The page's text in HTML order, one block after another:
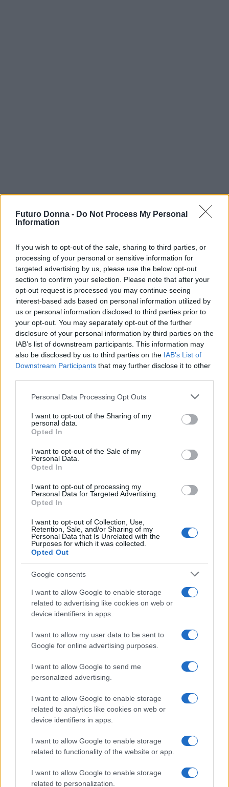
Futuro Donna - Do Not Process My Personal
Information
If you wish to opt-out of the sale, sharing to third parties, or
processing of your personal or sensitive information for
targeted advertising by us, please use the below opt-out
section to confirm your selection. Please note that after your
opt-out request is processed you may continue seeing
interest-based ads based on personal information utilized by
us or personal information disclosed to third parties prior to
your opt-out. You may separately opt-out of the further
disclosure of your personal information by third parties on the
IAB’s list of downstream participants. This information may
also be disclosed by us to third parties on the IAB’s List of
Downstream Participants that may further disclose it to other
Please note that this website/app uses one or more Google
not limited to your visit or usage behaviour. You may click to
grant or deny consent to Google and its third-party tags to
use your data for below specified purposes in below Google
consent section.
Personal Data Processing Opt Outs
I want to opt-out of the Sharing of my
personal data.
Opted In
I want to opt-out of the Sale of my
Personal Data.
Opted In
I want to opt-out of processing my
Personal Data for Targeted Advertising.
Opted In
I want to opt-out of Collection, Use,
Retention, Sale, and/or Sharing of my
Personal Data that Is Unrelated with the
Purposes for which it was collected.
Opted Out
Google consents
I want to allow Google to enable storage
related to advertising like cookies on web or
device identifiers in apps.
I want to allow my user data to be sent to
Google for online advertising purposes.
I want to allow Google to send me
personalized advertising.
I want to allow Google to enable storage
related to analytics like cookies on web or
device identifiers in apps.
I want to allow Google to enable storage
related to functionality of the website or app.
I want to allow Google to enable storage
related to personalization.
PSICOLOGIA
Adolescenza e dopamina: come proteggere lo
Beatrice Bonaventura · 6 Ago 2026
Manie di persecuzione: cause, sintomi e strategie di
gestione
Beatrice Bonaventura · 5 Ago 2026
PSICOLOGIA
Cover iconiche e cultura teen: psicologia, esempi e
playlist